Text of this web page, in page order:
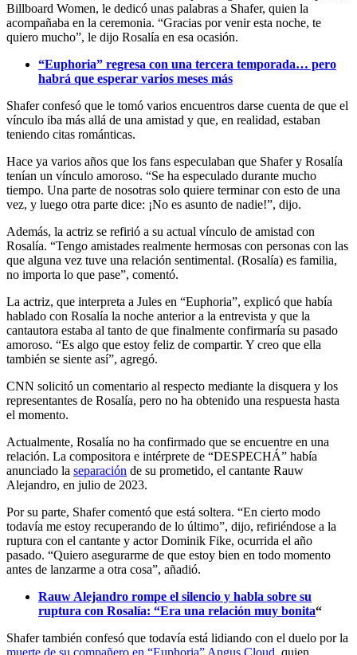
Billboard Women, le dedicó unas palabras a Shafer, quien la
acompañaba en la ceremonia. “Gracias por venir esta noche, te
quiero mucho”, le dijo Rosalía en esa ocasión.
“Euphoria” regresa con una tercera temporada… pero
habrá que esperar varios meses más
Shafer confesó que le tomó varios encuentros darse cuenta de que el
vínculo iba más allá de una amistad y que, en realidad, estaban
teniendo citas románticas.
Hace ya varios años que los fans especulaban que Shafer y Rosalía
tenían un vínculo amoroso. “Se ha especulado durante mucho
tiempo. Una parte de nosotras solo quiere terminar con esto de una
vez, y luego otra parte dice: ¡No es asunto de nadie!”, dijo.
Además, la actriz se refirió a su actual vínculo de amistad con
Rosalía. “Tengo amistades realmente hermosas con personas con las
que alguna vez tuve una relación sentimental. (Rosalía) es familia,
no importa lo que pase”, comentó.
La actriz, que interpreta a Jules en “Euphoria”, explicó que había
hablado con Rosalía la noche anterior a la entrevista y que la
cantautora estaba al tanto de que finalmente confirmaría su pasado
amoroso. “Es algo que estoy feliz de compartir. Y creo que ella
también se siente así”, agregó.
CNN solicitó un comentario al respecto mediante la disquera y los
representantes de Rosalía, pero no ha obtenido una respuesta hasta
el momento.
Actualmente, Rosalía no ha confirmado que se encuentre en una
relación. La compositora e intérprete de “DESPECHÁ” había
anunciado la separación de su prometido, el cantante Rauw
Alejandro, en julio de 2023.
Por su parte, Shafer comentó que está soltera. “En cierto modo
todavía me estoy recuperando de lo último”, dijo, refiriéndose a la
ruptura con el cantante y actor Dominik Fike, ocurrida el año
pasado. “Quiero asegurarme de que estoy bien en todo momento
antes de lanzarme a otra cosa”, añadió.
Rauw Alejandro rompe el silencio y habla sobre su
ruptura con Rosalía: “Era una relación muy bonita“
Shafer también confesó que todavía está lidiando con el duelo por la
muerte de su compañero en “Euphoria” Angus Cloud, quien